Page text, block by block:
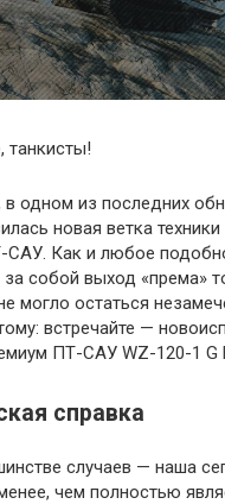
танкисты!
одном из последних
новая ветка
САУ. Как и любое
собой выход «према»
могло остаться
встречайте —
ПТ-САУ WZ-120-1 G
справка
случаев — наша
чем полностью